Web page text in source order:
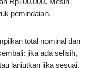
pemindaian.
total nominal dan
jika ada selisih,
lanjutkan jika sesuai.